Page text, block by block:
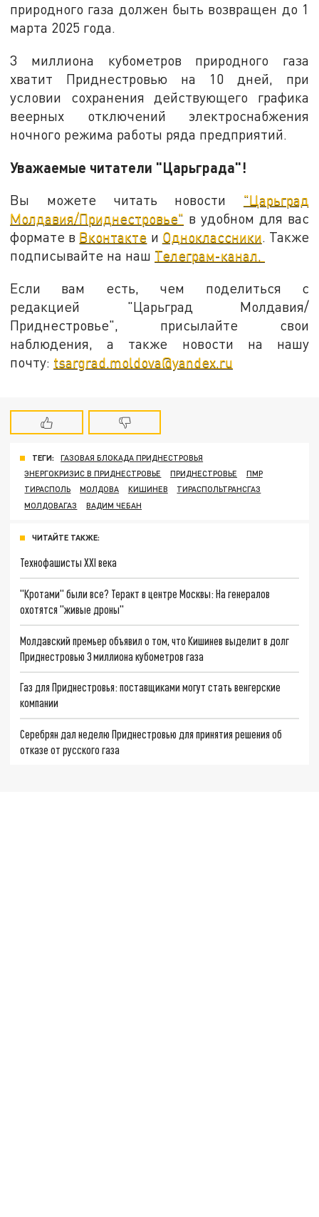
природного газа должен быть возвращен до 1
марта 2025 года.
3 миллиона кубометров природного газа
хватит Приднестровью на 10 дней, при
условии сохранения действующего графика
веерных отключений электроснабжения
ночного режима работы ряда предприятий.
Уважаемые читатели "Царьграда"!
Вы можете читать новости "Царьград
Молдавия/Приднестровье" в удобном для вас
формате в Вконтакте и Одноклассники. Также
подписывайте на наш Телеграм-канал.
Если вам есть, чем поделиться с
редакцией "Царьград Молдавия/
Приднестровье", присылайте свои
наблюдения, а также новости на нашу
почту: tsargrad.moldova@yandex.ru
ТЕГИ:
ГАЗОВАЯ БЛОКАДА ПРИДНЕСТРОВЬЯ
ЭНЕРГОКРИЗИС В ПРИДНЕСТРОВЬЕ
ПРИДНЕСТРОВЬЕ
ПМР
ТИРАСПОЛЬ
МОЛДОВА КИШИНЕВ
ТИРАСПОЛЬТРАНСГАЗ
МОЛДОВАГАЗ
ВАДИМ ЧЕБАН
ЧИТАЙТЕ ТАКЖЕ:
Технофашисты XXI века
"Кротами" были все? Теракт в центре Москвы: На генералов
охотятся "живые дроны"
Молдавский премьер объявил о том, что Кишинев выделит в долг
Приднестровью 3 миллиона кубометров газа
Газ для Приднестровья: поставщиками могут стать венгерские
компании
Серебрян дал неделю Приднестровью для принятия решения об
отказе от русского газа